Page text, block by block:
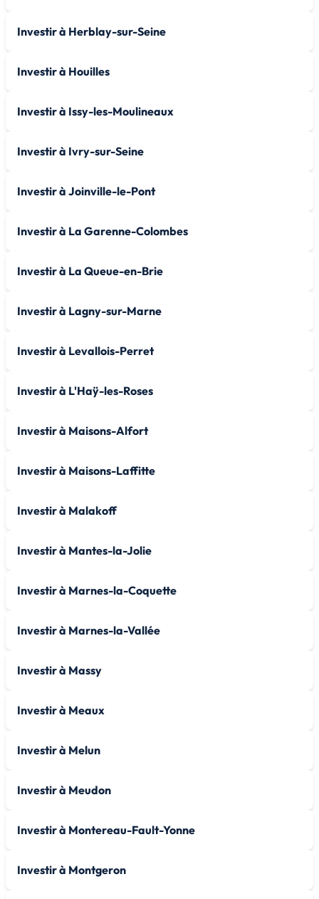
Investir à Herblay-sur-Seine
Investir à Houilles
Investir à Issy-les-Moulineaux
Investir à Ivry-sur-Seine
Investir à Joinville-le-Pont
Investir à La Garenne-Colombes
Investir à La Queue-en-Brie
Investir à Lagny-sur-Marne
Investir à Levallois-Perret
Investir à L'Haÿ-les-Roses
Investir à Maisons-Alfort
Investir à Maisons-Laffitte
Investir à Malakoff
Investir à Mantes-la-Jolie
Investir à Marnes-la-Coquette
Investir à Marnes-la-Vallée
Investir à Massy
Investir à Meaux
Investir à Melun
Investir à Meudon
Investir à Montereau-Fault-Yonne
Investir à Montgeron